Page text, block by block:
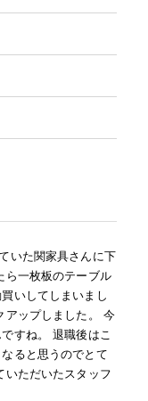
いた関家具さんに下
ら一枚板のテーブル
いしてしまいまし
アップしました。 今
すね。 退職後はこ
ると思うのでとて
いただいたスタッフ